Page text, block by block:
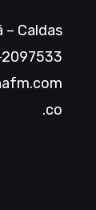
– Caldas
.co